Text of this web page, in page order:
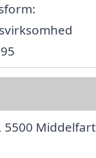
5500 Middelfart